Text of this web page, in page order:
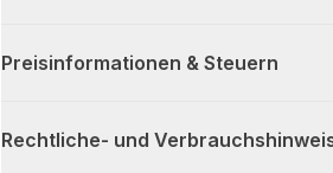
Preisinformationen & Steuern
Rechtliche- und